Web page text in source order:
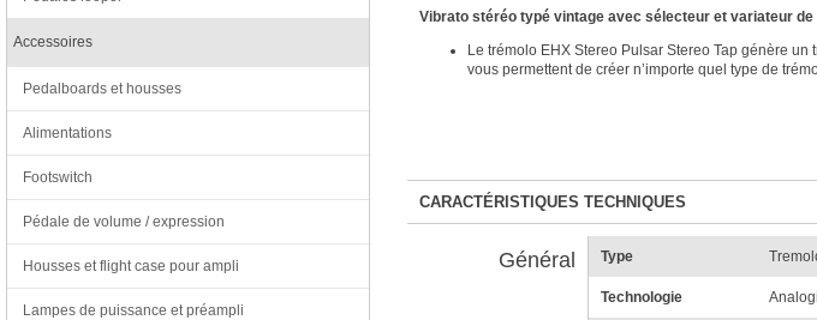
Vibrato stéréo typé vintage avec sélecteur et variateur de
Le trémolo EHX Stereo Pulsar Stereo Tap génère
vous permettent de créer n’importe quel type de
CARACTÉRISTIQUES TECHNIQUES
Général Type
Technologie
Accessoires
Pedalboards et housses
Alimentations
Footswitch
Pédale de volume / expression
Housses et flight case pour ampli
Lampes de puissance et préampli